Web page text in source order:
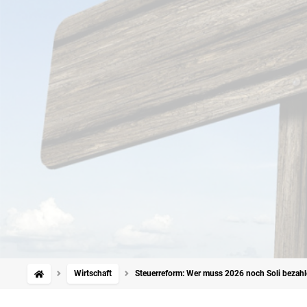
Wirtschaft Steuerreform: Wer muss 2026 noch Soli